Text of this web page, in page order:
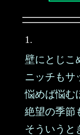
1.
壁にとじこ
ニッチもサ
悩めば悩む
絶望の季節
そういうと